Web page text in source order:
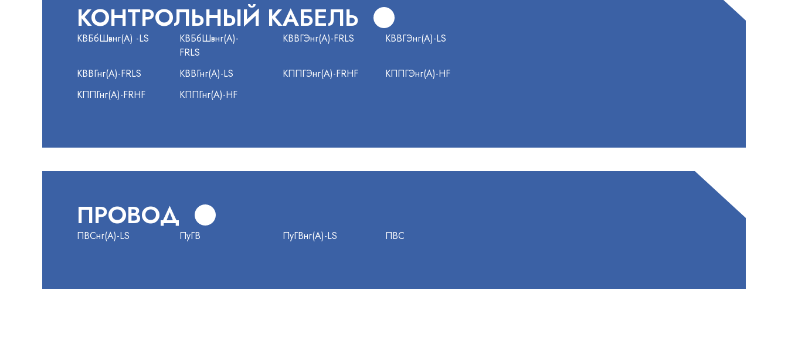
КОНТРОЛЬНЫЙ КАБЕЛЬ
КВБбШвнг(А) -LS
КВБбШвнг(А)-
FRLS
КВВГЭнг(А)-FRLS КВВГЭнг(А)-LS
КВВГнг(А)-FRLS КВВГнг(А)-LS КППГЭнг(А)-FRHF
КППГЭнг(А)-HF
КППГнг(А)-FRHF
КППГнг(А)-HF
ПРОВОД
ПВСнг(А)-LS ПуГВ ПуГВнг(А)-LS ПВС